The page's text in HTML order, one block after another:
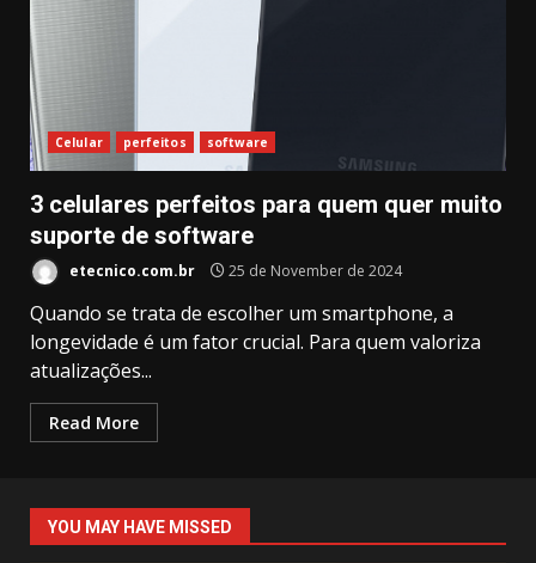
Celular perfeitos software
3 celulares perfeitos para quem quer muito
suporte de software
etecnico.com.br 25 de November de 2024
Quando se trata de escolher um smartphone, a
longevidade é um fator crucial. Para quem valoriza
atualizações...
Read More
YOU MAY HAVE MISSED